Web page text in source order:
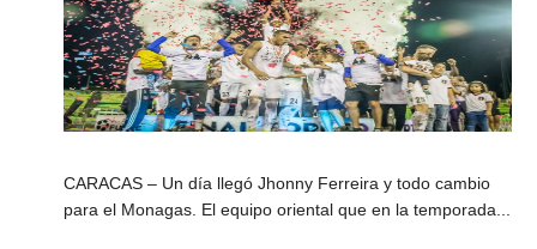
CARACAS – Un día llegó Jhonny Ferreira y todo cambio
para el Monagas. El equipo oriental que en la temporada...